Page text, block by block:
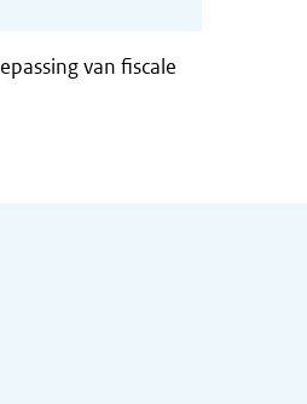
van fiscale